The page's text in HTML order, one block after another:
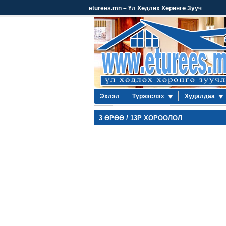
eturees.mn – Үл Хөдлөх Хөрөнгө Зууч
Эхлэл Түрээслэх Худалдаа
3 ӨРӨӨ / 13Р ХОРООЛОЛ